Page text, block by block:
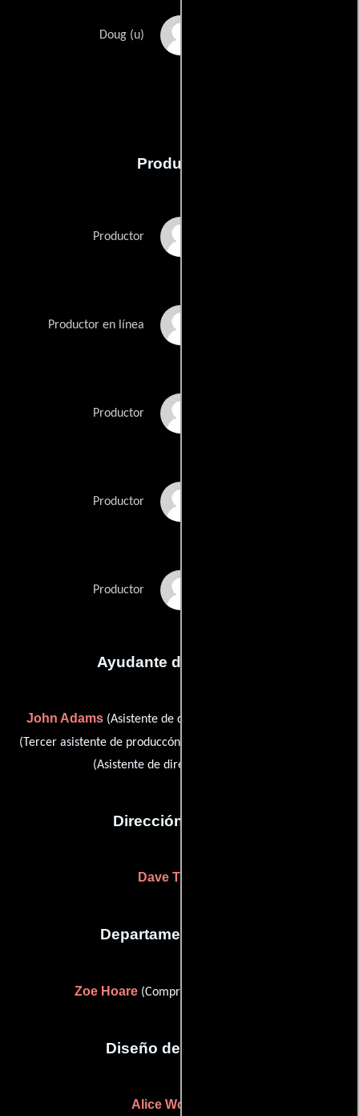
Doug (u)
Producción
Productor
Productor en línea
Productor
Productor
Productor
Ayudante de dirección
John Adams (Asistente de dirección),
(Tercer asistente de produccón) y
(Asistente de dirección adicional)
Dirección artística
Dave Tremlett
Departamento de arte
Zoe Hoare(Comprador de producción)
Diseño de vestuario
Alice Wolfbauer